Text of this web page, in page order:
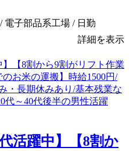
電子部品系工場 / 日勤
詳細を表示
活躍中】【8割か